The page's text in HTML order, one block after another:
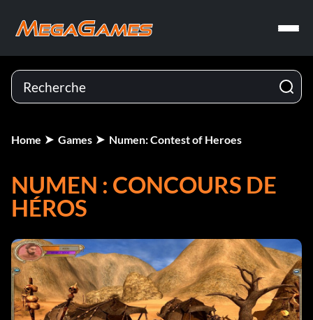
Home Games Numen: Contest of Heroes
NUMEN : CONCOURS DE
HÉROS